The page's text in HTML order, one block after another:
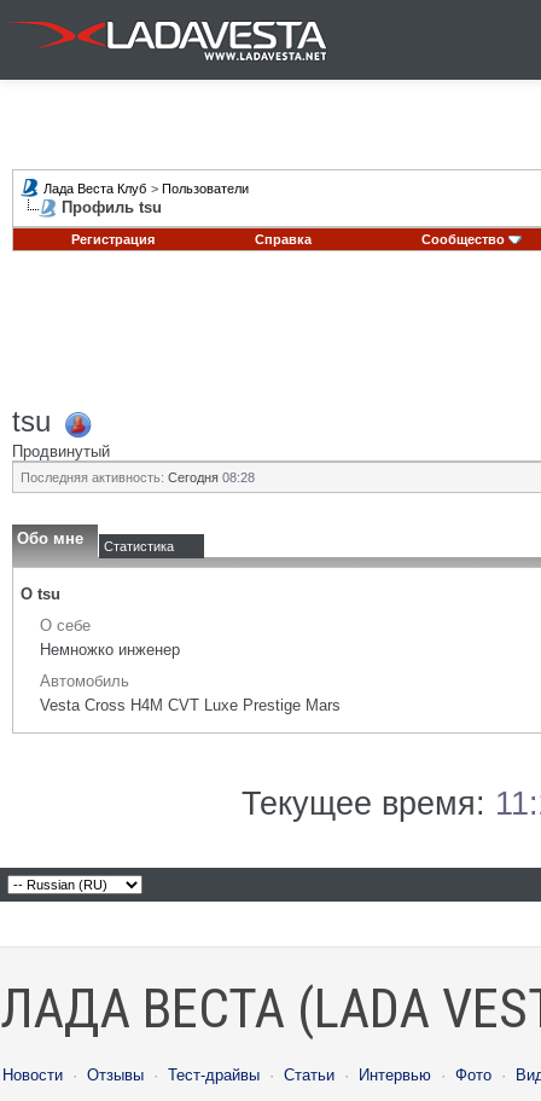
Лада Веста Клуб > Пользователи
Профиль tsu
Регистрация Справка Сообщество
tsu
Продвинутый
Последняя активность: Сегодня 08:28
Обо мне Статистика
О tsu
О себе
Немножко инженер
Автомобиль
Vesta Cross H4M CVT Luxe Prestige Mars
Текущее время:
ЛАДА ВЕСТА (LADA
Новости · Отзывы · Тест-драйвы · Статьи · Интервью · Фото ·